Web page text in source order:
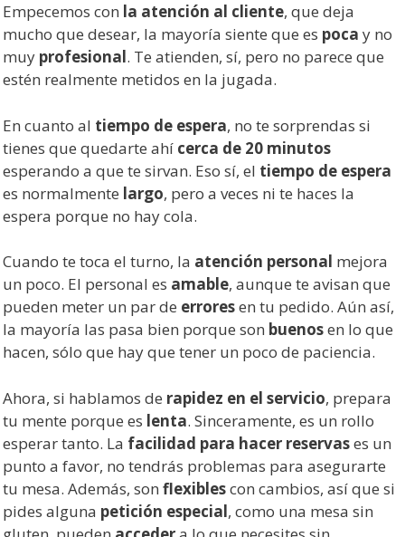
Empecemos con la atención al cliente, que deja
mucho que desear, la mayoría siente que es poca y no
muy profesional. Te atienden, sí, pero no parece que
estén realmente metidos en la jugada.
En cuanto al tiempo de espera, no te sorprendas si
tienes que quedarte ahí cerca de 20 minutos
esperando a que te sirvan. Eso sí, el tiempo de espera
es normalmente largo, pero a veces ni te haces la
espera porque no hay cola.
Cuando te toca el turno, la atención personal mejora
un poco. El personal es amable, aunque te avisan que
pueden meter un par de erroresen tu pedido. Aún así,
la mayoría las pasa bien porque son buenosen lo que
hacen, sólo que hay que tener un poco de paciencia.
Ahora, si hablamos de rapidez en el servicio, prepara
tu mente porque es lenta. Sinceramente, es un rollo
esperar tanto. La facilidad para hacer reservases un
punto a favor, no tendrás problemas para asegurarte
tu mesa. Además, son flexiblescon cambios, así que si
pides alguna petición especial, como una mesa sin